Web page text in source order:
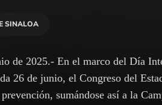
SINALOA
de 2025.- En el marco del Día
26 de junio, el Congreso del
sumándose así a la